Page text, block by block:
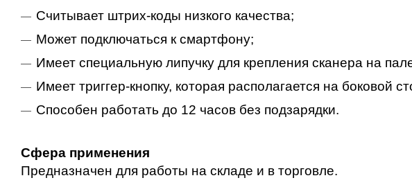
Считывает штрих-коды низкого качества;
Может подключаться к смартфону;
Имеет специальную липучку для крепления сканера на
Имеет триггер-кнопку, которая располагается на боковой
Способен работать до 12 часов без подзарядки.
Сфера применения
Предназначен для работы на складе и в торговле.